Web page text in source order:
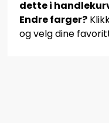
dette i
Endre farger?
og velg dine